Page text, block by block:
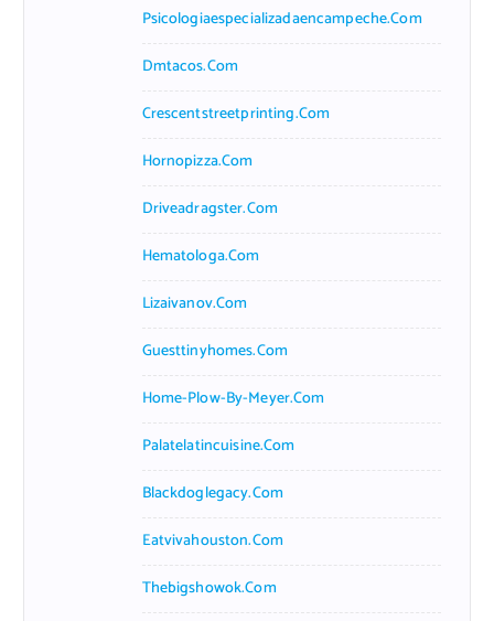
Psicologiaespecializadaencampeche.com
Dmtacos.com
Crescentstreetprinting.com
Hornopizza.com
Driveadragster.com
Hematologa.com
Lizaivanov.com
Guesttinyhomes.com
Home-Plow-By-Meyer.com
Palatelatincuisine.com
Blackdoglegacy.com
Eatvivahouston.com
Thebigshowok.com